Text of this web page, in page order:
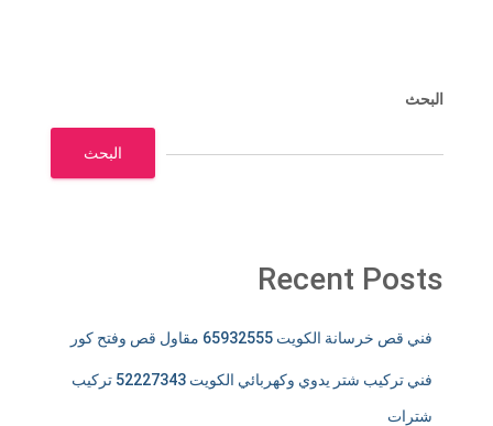
البحث
البحث
Recent Posts
فني قص خرسانة الكويت 65932555 مقاول قص وفتح كور
فني تركيب شتر يدوي وكهربائي الكويت 52227343 تركيب
شترات